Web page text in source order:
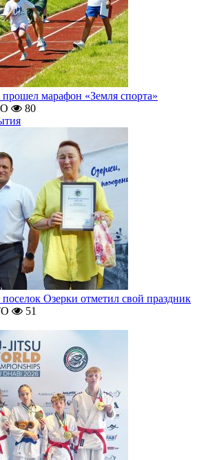
марафон «Земля спорта»
80
Озерки отметил свой праздник
51